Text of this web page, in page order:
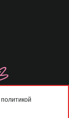
политикой